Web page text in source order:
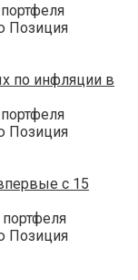
Позиция
по инфляции в
Позиция
с 15
Позиция